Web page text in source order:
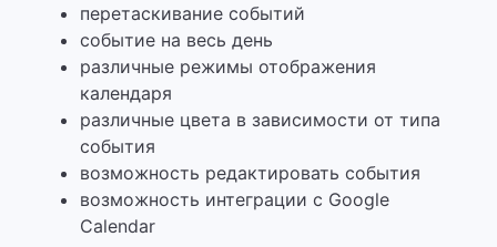
перетаскивание событий
событие на весь день
различные режимы отображения
календаря
различные цвета в зависимости от типа
события
возможность редактировать события
возможность интеграции с Google
Calendar